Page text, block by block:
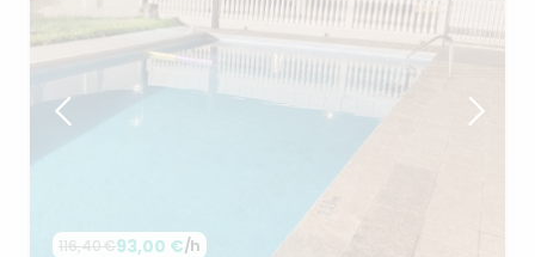
116,40 €93,00 €/h